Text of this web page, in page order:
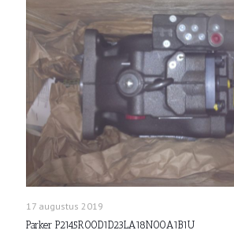
17 augustus 2019
Parker P2145R00D1D23LA18N00A1B1U